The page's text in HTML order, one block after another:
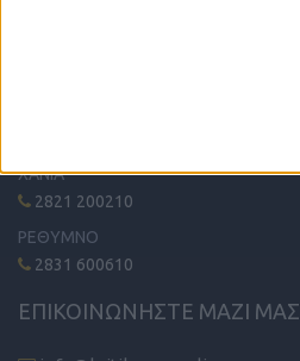
ΧΑΝΙΑ
2821 200210
ΡΕΘΥΜΝΟ
2831 600610
ΕΠΙΚΟΙΝΩΝΗΣΤΕ ΜΑΖΙ ΜΑΣ